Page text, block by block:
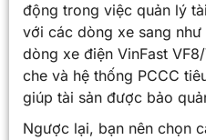
động trong việc quản lý
với các dòng xe sang
dòng xe điện VinFast
che và hệ thống PCCC
giúp tài sản được bảo
Ngược lại, bạn nên chọn